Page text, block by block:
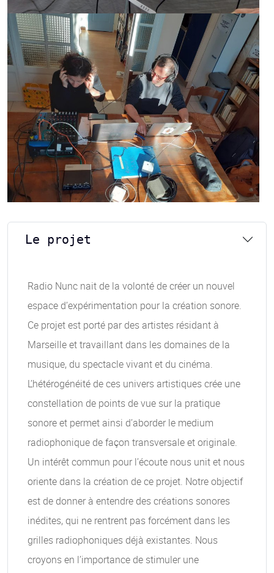
Le projet
Radio Nunc nait de la volonté de créer un nouvel
espace d’expérimentation pour la création sonore.
Ce projet est porté par des artistes résidant à
Marseille et travaillant dans les domaines de la
musique, du spectacle vivant et du cinéma.
L’hétérogénéité de ces univers artistiques crée une
constellation de points de vue sur la pratique
sonore et permet ainsi d’aborder le medium
radiophonique de façon transversale et originale.
Un intérêt commun pour l’écoute nous unit et nous
oriente dans la création de ce projet. Notre objectif
est de donner à entendre des créations sonores
inédites, qui ne rentrent pas forcément dans les
grilles radiophoniques déjà existantes. Nous
croyons en l’importance de stimuler une